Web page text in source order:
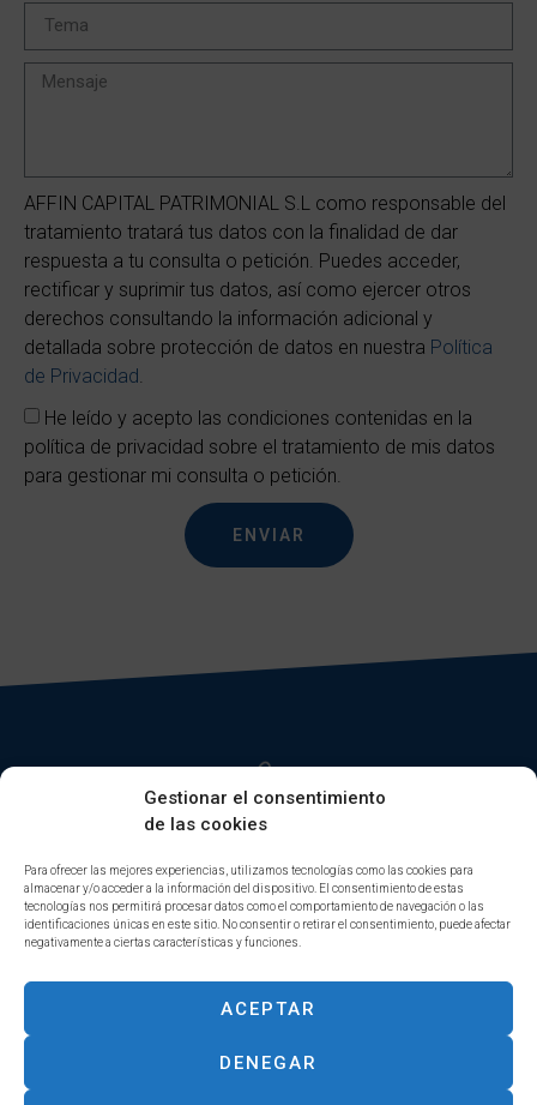
Gestionar el consentimiento
de las cookies
Para ofrecer las mejores experiencias, utilizamos tecnologías como las cookies para
almacenar y/o acceder a la información del dispositivo. El consentimiento de estas
tecnologías nos permitirá procesar datos como el comportamiento de navegación o las
identificaciones únicas en este sitio. No consentir o retirar el consentimiento, puede afectar
negativamente a ciertas características y funciones.
ACEPTAR
DENEGAR
AFFIN CAPITAL PATRIMONIAL S.L como responsable del
tratamiento tratará tus datos con la finalidad de dar
respuesta a tu consulta o petición. Puedes acceder,
rectificar y suprimir tus datos, así como ejercer otros
derechos consultando la información adicional y
detallada sobre protección de datos en nuestra Política
de Privacidad
He leído y acepto las condiciones contenidas en la
política de privacidad sobre el tratamiento de mis datos
para gestionar mi consulta o petición.
ENVIAR
INICIO
DIGITAL ASSETS
FINANZAS CORPORATIVAS
GESTIÓN PATRIMONIAL